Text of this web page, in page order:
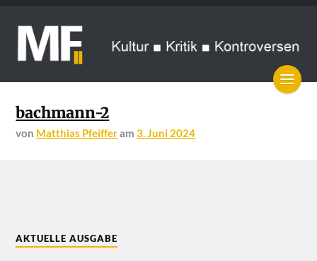
bachmann-2
von Matthias Pfeifferam3. Juni 2024
AKTUELLE AUSGABE